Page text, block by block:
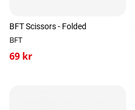
BFT Scissors - Folded
BFT
69 kr